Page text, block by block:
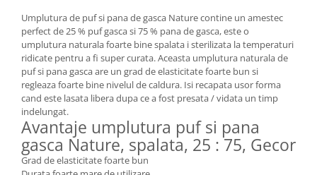
Umplutura de puf si pana de gasca Nature contine un amestec
perfect de 25 % puf gasca si 75 % pana de gasca, este o
umplutura naturala foarte bine spalata i sterilizata la temperaturi
ridicate pentru a fi super curata. Aceasta umplutura naturala de
puf si pana gasca are un grad de elasticitate foarte bun si
regleaza foarte bine nivelul de caldura. Isi recapata usor forma
cand este lasata libera dupa ce a fost presata / vidata un timp
indelungat.
Avantaje umplutura puf si pana
gasca Nature, spalata, 25 : 75, Gecor
Grad de elasticitate foarte bun